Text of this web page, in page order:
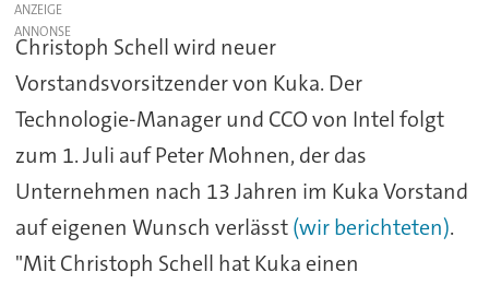
ANZEIGE
Christoph Schell wird neuer
Vorstandsvorsitzender von Kuka. Der
Technologie-Manager und CCO von Intel folgt
zum 1. Juli auf Peter Mohnen, der das
Unternehmen nach 13 Jahren im Kuka Vorstand
auf eigenen Wunsch verlässt(wir berichteten).
"Mit Christoph Schell hat Kuka einen